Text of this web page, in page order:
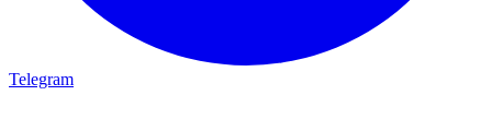
Telegram